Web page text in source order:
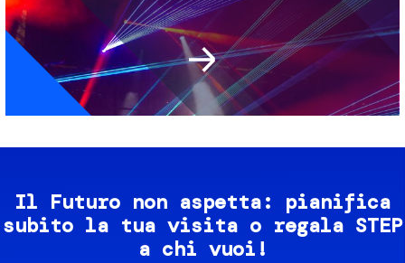
Il Futuro non aspetta: pianifica
subito la tua visita o regala STEP
a chi vuoi!